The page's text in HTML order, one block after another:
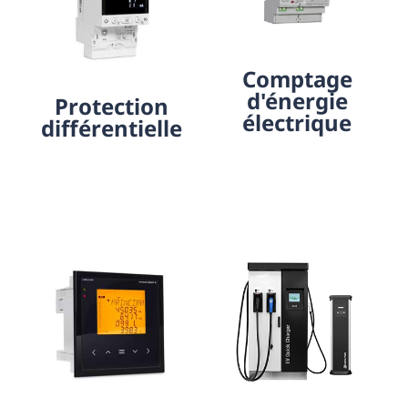
Protection
différentielle
Comptage
d'énergie
électrique